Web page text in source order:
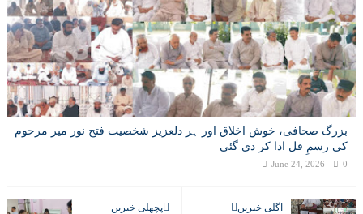
بزرگ صحافی، خوش اخلاق اور ہر دلعزیز شخصیت فتح نور میر مرحوم
کی رسمِ قل ادا کر دی گئی
June 24, 2026 0
اگلی خبریں پچھلی خبریں